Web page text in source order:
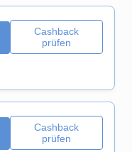
Cashback
prüfen
Cashback
prüfen